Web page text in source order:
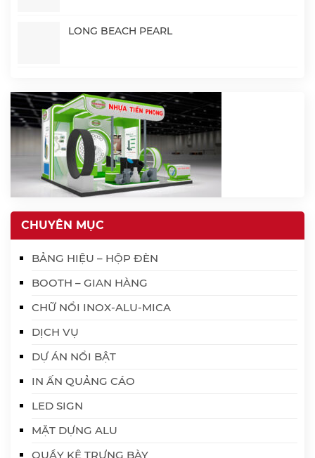
LONG BEACH PEARL
CHUYÊN MỤC
BẢNG HIỆU – HỘP ĐÈN
BOOTH – GIAN HÀNG
CHỮ NỔI INOX-ALU-MICA
DỊCH VỤ
DỰ ÁN NỔI BẬT
IN ẤN QUẢNG CÁO
LED SIGN
MẶT DỰNG ALU
QUẦY KỆ TRƯNG BÀY